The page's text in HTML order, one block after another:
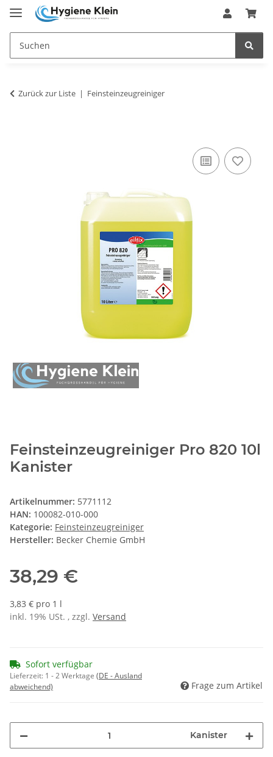
Zurück zur Liste Feinsteinzeugreiniger
Feinsteinzeugreiniger Pro 820 10l
Kanister
Artikelnummer: 5771112
HAN: 100082-010-000
Kategorie: Feinsteinzeugreiniger
Hersteller: Becker Chemie GmbH
38,29 €
3,83 € pro 1 l
inkl. 19% USt. , zzgl. Versand
Sofort verfügbar
Lieferzeit: 1 - 2 Werktage (DE - Ausland
abweichend)
Frage zum Artikel
Kanister